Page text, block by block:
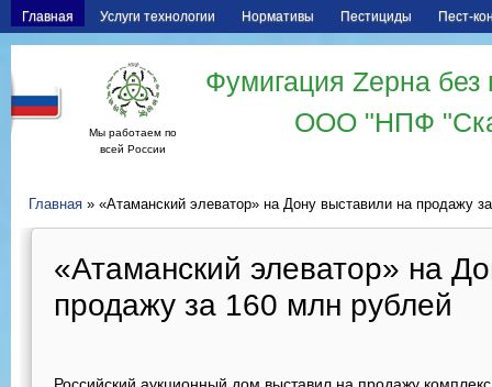
Главная Услуги технологии Нормативы Пестициды Пест-
Мы работаем по
всей России
Фумигация Zерна
ООО "НПФ
Главная » «Атаманский элеватор» на Дону выставили на продажу
«Атаманский элеватор» на
продажу за 160 млн рублей